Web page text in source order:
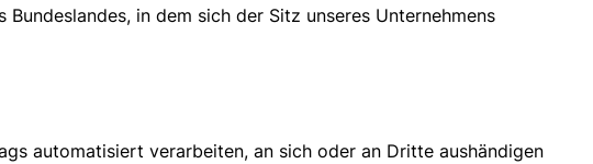
in dem sich der Sitz unseres Unternehmens
automatisiert verarbeiten, an sich oder an Dritte aushändigen